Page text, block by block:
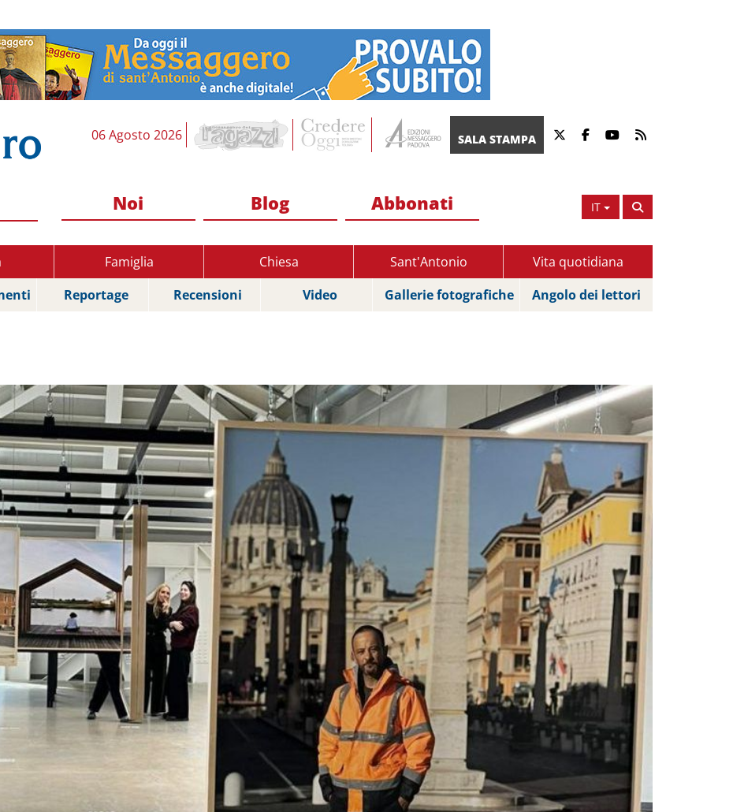
06 Agosto 2026 SALA STAMPA
IT
Noi Blog Abbonati
Famiglia Chiesa Sant'Antonio
Vita quotidiana
Reportage Recensioni Video Gallerie fotografiche Angolo dei lettori